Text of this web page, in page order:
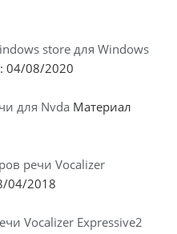
store для Windows
04/08/2020
для Nvda Материал
речи Vocalizer
04/2018
Vocalizer Expressive2